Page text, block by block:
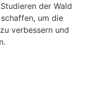
der Wald
um die
verbessern und